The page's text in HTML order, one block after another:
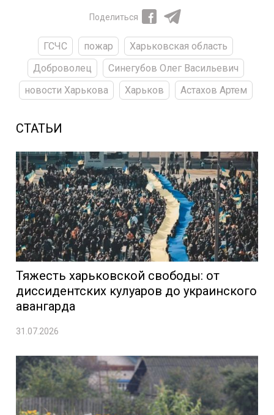
Поделиться
ГСЧС пожар
Харьковская область
Доброволец
Синегубов Олег Васильевич
новости Харькова
Харьков Астахов Артем
СТАТЬИ
Тяжесть харьковской свободы: от
диссидентских кулуаров до украинского
авангарда
31.07.2026